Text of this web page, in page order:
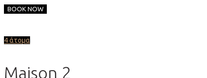
BOOK NOW
4 άτομα
Maison 2